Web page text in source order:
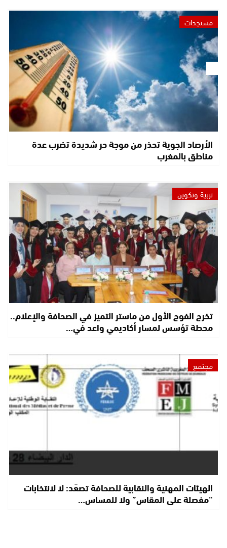
مستجدات
الأرصاد الجوية تحذر من موجة حر شديدة تضرب عدة
مناطق بالمغرب
تربية وتكوين
تخرج الفوج الأول من ماستر التميز في الصحافة والإعلام..
محطة تؤسس لمسار أكاديمي واعد في…
مجتمع
الهيئات المهنية والنقابية للصحافة تصعّد: لا لانتخابات
“مفصلة على المقاس” ولا للمساس…